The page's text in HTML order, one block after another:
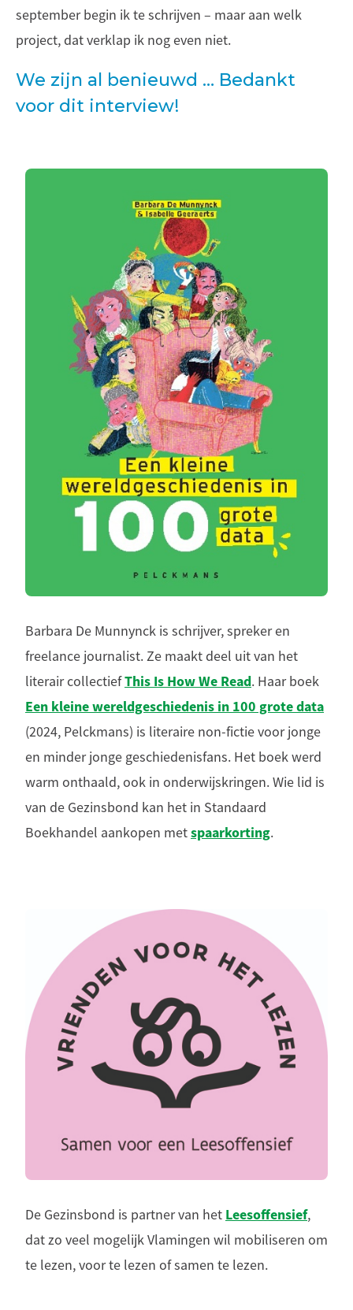
september begin ik te schrijven – maar aan welk
project, dat verklap ik nog even niet.
We zijn al benieuwd … Bedankt
voor dit interview!
Barbara De Munnynck is schrijver, spreker en
freelance journalist. Ze maakt deel uit van het
literair collectiefThis Is How We Read. Haar boek
Een kleine wereldgeschiedenis in 100 grote data
(2024, Pelckmans) is literaire non-fictie voor jonge
en minder jonge geschiedenisfans. Het boek werd
warm onthaald, ook in onderwijskringen. Wie lid is
van de Gezinsbond kan het in Standaard
Boekhandel aankopen metspaarkorting.
De Gezinsbond is partner van het Leesoffensief,
dat zo veel mogelijk Vlamingen wil mobiliseren om
te lezen, voor te lezen of samen te lezen.